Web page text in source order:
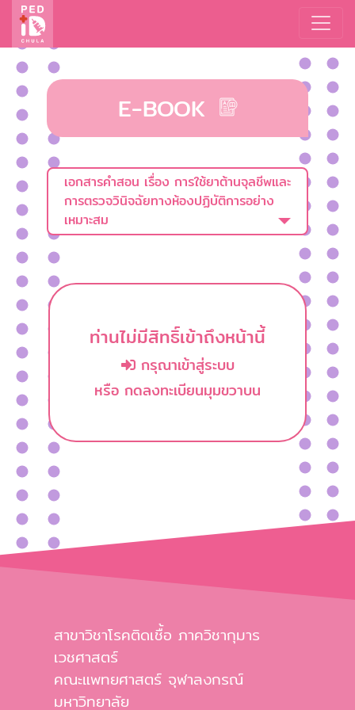
E-BOOK
เอกสารคำสอน เรื่อง การใช้ยาต้านจุลชีพและ
การตรวจวินิจฉัยทางห้องปฏิบัติการอย่าง
เหมาะสม
ท่านไม่มีสิทธิ์เข้าถึงหน้านี้
กรุณาเข้าสู่ระบบ
หรือ กดลงทะเบียนมุมขวาบน
สาขาวิชาโรคติดเชื้อ ภาควิชากุมาร
เวชศาสตร์
คณะแพทยศาสตร์ จุฬาลงกรณ์
มหาวิทยาลัย